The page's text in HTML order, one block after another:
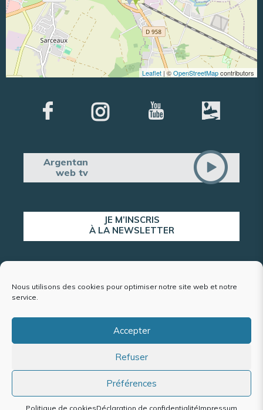
Nous utilisons des cookies pour optimiser notre site web et notre
service.
Accepter
Refuser
Préférences
Politique de cookiesDéclaration de confidentialitéImpressum
Leaflet | ©OpenStreetMapcontributors
Argentan
web tv
JE M’INSCRIS
À LA NEWSLETTER
ALERTE POPULATION
Mentions légales et politique de confidentialité
Accessibilité : conformité partielle
Politique de cookies (UE)